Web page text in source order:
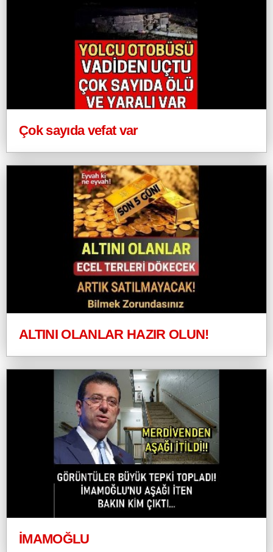
Çok sayıda vefat var
ALTINI OLANLAR HAZIR OLUN!
İMAMOĞLU